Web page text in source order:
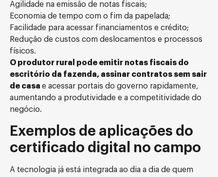
Agilidade na emissão de notas fiscais;
Economia de tempo com o fim da papelada;
Facilidade para acessar financiamentos e crédito;
Redução de custos com deslocamentos e processos
físicos.
O produtor rural pode emitir notas fiscais do
escritório da fazenda, assinar contratos sem sair
de casa e acessar portais do governo rapidamente,
aumentando a produtividade e a competitividade do
negócio.
Exemplos de aplicações do
certificado digital no campo
A tecnologia já está integrada ao dia a dia de quem